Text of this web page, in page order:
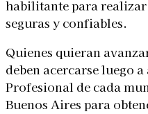
habilitante para
seguras y confiables.
Quienes quieran
deben acercarse luego
Profesional de cada
Buenos Aires para